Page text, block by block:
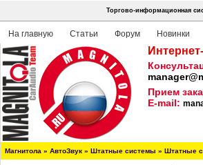
Торгово-информационная
На главную Статьи Форум Новинки
Прием
E-mail:
Магнитола » АвтоЗвук » Штатные системы » Штатные